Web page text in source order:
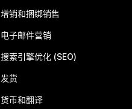
增销和捆绑销售
电子邮件营销
搜索引擎优化 (SEO)
发货
货币和翻译